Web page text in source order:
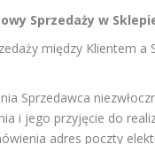
Sprzedaży w
między Klientem
Sprzedawca
i jego przyjęcie do
adres poczty